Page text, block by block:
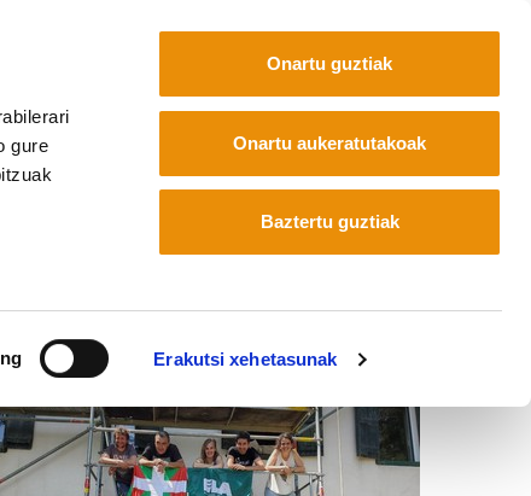
gure
Erakutsi xehetasunak
Onartu guztiak
Onartu aukeratutakoak
Baztertu guztiak